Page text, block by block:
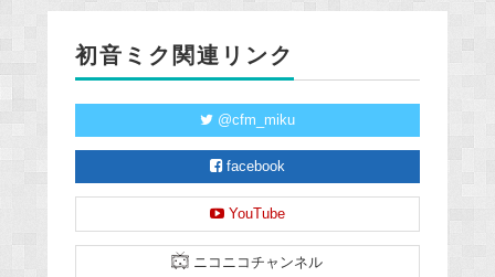
初音ミク関連リンク
@cfm_miku
facebook
YouTube
ニコニコチャンネル